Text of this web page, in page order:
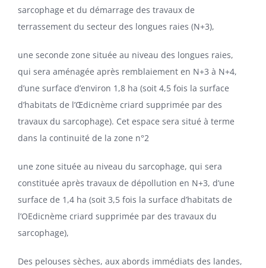
sarcophage et du démarrage des travaux de
terrassement du secteur des longues raies (N+3),
une seconde zone située au niveau des longues raies,
qui sera aménagée après remblaiement en N+3 à N+4,
d’une surface d’environ 1,8 ha (soit 4,5 fois la surface
d’habitats de l’Œdicnème criard supprimée par des
travaux du sarcophage). Cet espace sera situé à terme
dans la continuité de la zone n°2
une zone située au niveau du sarcophage, qui sera
constituée après travaux de dépollution en N+3, d’une
surface de 1,4 ha (soit 3,5 fois la surface d’habitats de
l’OEdicnème criard supprimée par des travaux du
sarcophage),
Des pelouses sèches, aux abords immédiats des landes,